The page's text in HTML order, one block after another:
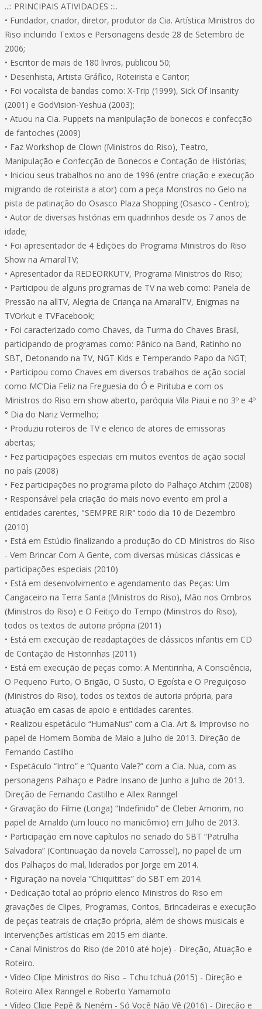
..:: PRINCIPAIS ATIVIDADES ::..
• Fundador, criador, diretor, produtor da Cia. Artística Ministros do
Riso incluindo Textos e Personagens desde 28 de Setembro de
2006;
• Escritor de mais de 180 livros, publicou 50;
• Desenhista, Artista Gráfico, Roteirista e Cantor;
• Foi vocalista de bandas como: X-Trip (1999), Sick Of Insanity
(2001) e GodVision-Yeshua (2003);
• Atuou na Cia. Puppets na manipulação de bonecos e confecção
de fantoches (2009)
• Faz Workshop de Clown (Ministros do Riso), Teatro,
Manipulação e Confecção de Bonecos e Contação de Histórias;
• Iniciou seus trabalhos no ano de 1996 (entre criação e execução
migrando de roteirista a ator) com a peça Monstros no Gelo na
pista de patinação do Osasco Plaza Shopping (Osasco - Centro);
• Autor de diversas histórias em quadrinhos desde os 7 anos de
idade;
• Foi apresentador de 4 Edições do Programa Ministros do Riso
Show na AmaralTV;
• Apresentador da REDEORKUTV, Programa Ministros do Riso;
• Participou de alguns programas de TV na web como: Panela de
Pressão na allTV, Alegria de Criança na AmaralTV, Enigmas na
TVOrkut e TVFacebook;
• Foi caracterizado como Chaves, da Turma do Chaves Brasil,
participando de programas como: Pânico na Band, Ratinho no
SBT, Detonando na TV, NGT Kids e Temperando Papo da NGT;
• Participou como Chaves em diversos trabalhos de ação social
como MC’Dia Feliz na Freguesia do Ó e Pirituba e com os
Ministros do Riso em show aberto, paróquia Vila Piaui e no 3º e 4º
° Dia do Nariz Vermelho;
• Produziu roteiros de TV e elenco de atores de emissoras
abertas;
• Fez participações especiais em muitos eventos de ação social
no país (2008)
• Fez participações no programa piloto do Palhaço Atchim (2008)
• Responsável pela criação do mais novo evento em prol a
entidades carentes, "SEMPRE RIR" todo dia 10 de Dezembro
(2010)
• Está em Estúdio finalizando a produção do CD Ministros do Riso
- Vem Brincar Com A Gente, com diversas músicas clássicas e
participações especiais (2010)
• Está em desenvolvimento e agendamento das Peças: Um
Cangaceiro na Terra Santa (Ministros do Riso), Mão nos Ombros
(Ministros do Riso) e O Feitiço do Tempo (Ministros do Riso),
todos os textos de autoria própria (2011)
• Está em execução de readaptações de clássicos infantis em CD
de Contação de Historinhas (2011)
• Está em execução de peças como: A Mentirinha, A Consciência,
O Pequeno Furto, O Brigão, O Susto, O Egoísta e O Preguiçoso
(Ministros do Riso), todos os textos de autoria própria, para
atuação em casas de apoio e entidades carentes.
• Realizou espetáculo “HumaNus” com a Cia. Art & Improviso no
papel de Homem Bomba de Maio a Julho de 2013. Direção de
Fernando Castilho
• Espetáculo “Intro” e “Quanto Vale?” com a Cia. Nua, com as
personagens Palhaço e Padre Insano de Junho a Julho de 2013.
Direção de Fernando Castilho e Allex Ranngel
• Gravação do Filme (Longa) “Indefinido” de Cleber Amorim, no
papel de Arnaldo (um louco no manicômio) em Julho de 2013.
• Participação em nove capítulos no seriado do SBT “Patrulha
Salvadora” (Continuação da novela Carrossel), no papel de um
dos Palhaços do mal, liderados por Jorge em 2014.
• Figuração na novela “Chiquititas” do SBT em 2014.
• Dedicação total ao próprio elenco Ministros do Riso em
gravações de Clipes, Programas, Contos, Brincadeiras e execução
de peças teatrais de criação própria, além de shows musicais e
intervenções artísticas em 2015 em diante.
• Canal Ministros do Riso (de 2010 até hoje) - Direção, Atuação e
Roteiro.
• Vídeo Clipe Ministros do Riso – Tchu tchuá (2015) - Direção e
Roteiro Allex Ranngel e Roberto Yamamoto
• Vídeo Clipe Pepê & Neném - Só Você Não Vê (2016) - Direção e